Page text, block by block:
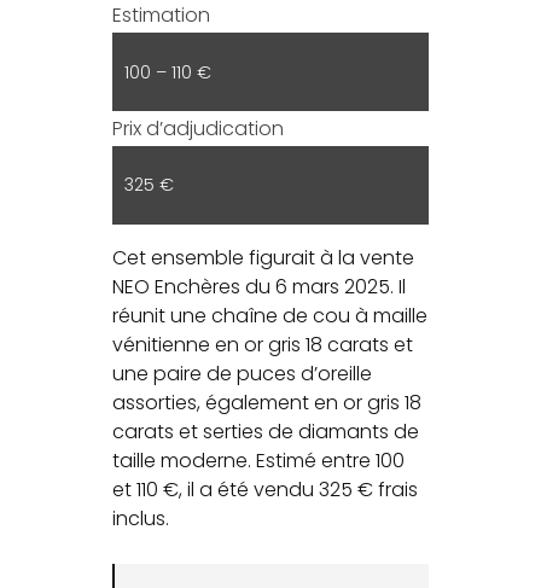
Estimation
100 – 110 €
Prix d’adjudication
325 €
Cet ensemble figurait à la vente
NEO Enchères du 6 mars 2025. Il
réunit une chaîne de cou à maille
vénitienne en or gris 18 carats et
une paire de puces d’oreille
assorties, également en or gris 18
carats et serties de diamants de
taille moderne. Estimé entre 100
et 110 €, il a été vendu 325 € frais
inclus.